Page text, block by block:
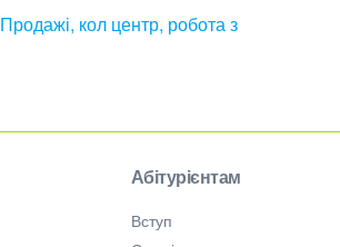
Продажі, кол центр, робота з
Абітурієнтам
Вступ